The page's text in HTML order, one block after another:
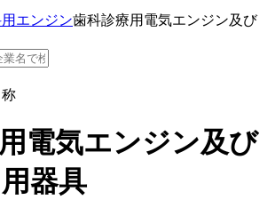
エンジン歯科診療用電気エンジン及び
電気エンジン及び
器具